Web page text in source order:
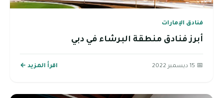
فنادق الإمارات
أبرز فنادق منطقة البرشاء في دبي
📅 15 ديسمبر 2022 اقرأ المزيد ←